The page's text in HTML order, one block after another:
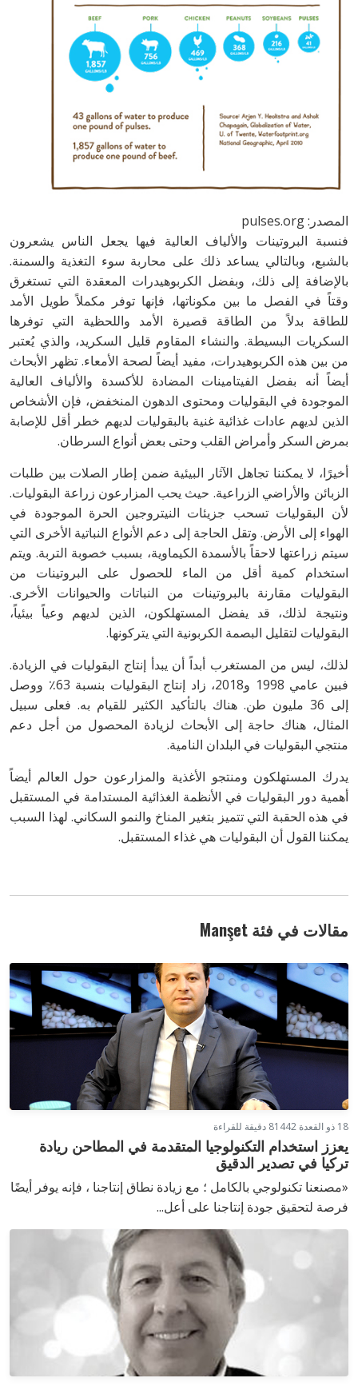
المصدر: pulses.org
فنسبة البروتينات والألياف العالية فيها يجعل الناس يشعرون
بالشبع، وبالتالي يساعد ذلك على محاربة سوء التغذية والسمنة.
بالإضافة إلى ذلك، وبفضل الكربوهيدرات المعقدة التي تستغرق
وقتاً في الفصل ما بين مكوناتها، فإنها توفر مكملاً طويل الأمد
للطاقة بدلاً من الطاقة قصيرة الأمد واللحظية التي توفرها
السكريات البسيطة. والنشاء المقاوم قليل السكريد، والذي يُعتبر
من بين هذه الكربوهيدرات، مفيد أيضاً لصحة الأمعاء. تظهر الأبحاث
أيضاً أنه بفضل الفيتامينات المضادة للأكسدة والألياف العالية
الموجودة في البقوليات ومحتوى الدهون المنخفض، فإن الأشخاص
الذين لديهم عادات غذائية غنية بالبقوليات لديهم خطر أقل للإصابة
بمرض السكر وأمراض القلب وحتى بعض أنواع السرطان.
أخيرًا، لا يمكننا تجاهل الآثار البيئية ضمن إطار الصلات بين طلبات
الزبائن والأراضي الزراعية. حيث يحب المزارعون زراعة البقوليات.
لأن البقوليات تسحب جزيئات النيتروجين الحرة الموجودة في
الهواء إلى الأرض. وتقل الحاجة إلى دعم الأنواع النباتية الأخرى التي
سيتم زراعتها لاحقاً بالأسمدة الكيماوية، بسبب خصوبة التربة. ويتم
استخدام كمية أقل من الماء للحصول على البروتينات من
البقوليات مقارنة بالبروتينات من النباتات والحيوانات الأخرى.
ونتيجة لذلك، قد يفضل المستهلكون، الذين لديهم وعياً بيئياً،
البقوليات لتقليل البصمة الكربونية التي يتركونها.
لذلك، ليس من المستغرب أبداً أن يبدأ إنتاج البقوليات في الزيادة.
فبين عامي 1998 و2018، زاد إنتاج البقوليات بنسبة 63٪ ووصل
إلى 36 مليون طن. هناك بالتأكيد الكثير للقيام به. فعلى سبيل
المثال، هناك حاجة إلى الأبحاث لزيادة المحصول من أجل دعم
منتجي البقوليات في البلدان النامية.
يدرك المستهلكون ومنتجو الأغذية والمزارعون حول العالم أيضاً
أهمية دور البقوليات في الأنظمة الغذائية المستدامة في المستقبل
في هذه الحقبة التي تتميز بتغير المناخ والنمو السكاني. لهذا السبب
يمكننا القول أن البقوليات هي غذاء المستقبل.
مقالات في فئة Manşet
18 ذو القعدة 1442 8 دقيقة للقراءة
يعزز استخدام التكنولوجيا المتقدمة في المطاحن ريادة
تركيا في تصدير الدقيق
«مصنعنا تكنولوجي بالكامل ؛ مع زيادة نطاق إنتاجنا ، فإنه يوفر أيضًا
فرصة لتحقيق جودة إنتاجنا على أعل...